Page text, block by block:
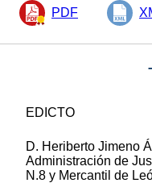
PDF
EDICTO
D. Heriberto Jimeno
Administración de
N.8 y Mercantil de